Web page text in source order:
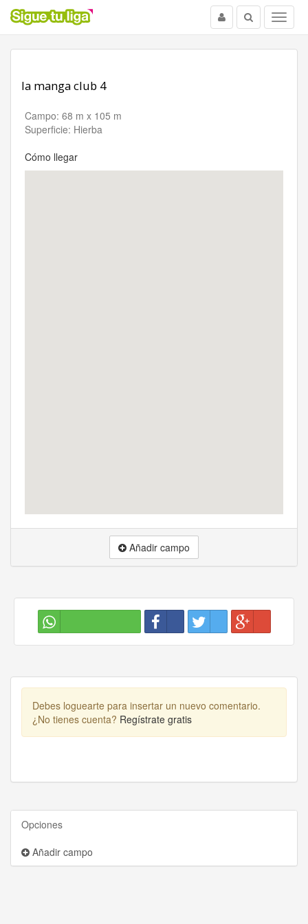
Menu
Buscar
Usuario
la manga club 4
Campo: 68 m x 105 m
Superficie: Hierba
Cómo llegar
Añadir campo
Debes loguearte para insertar un nuevo comentario.
¿No tienes cuenta? Regístrate gratis
Opciones
Añadir campo